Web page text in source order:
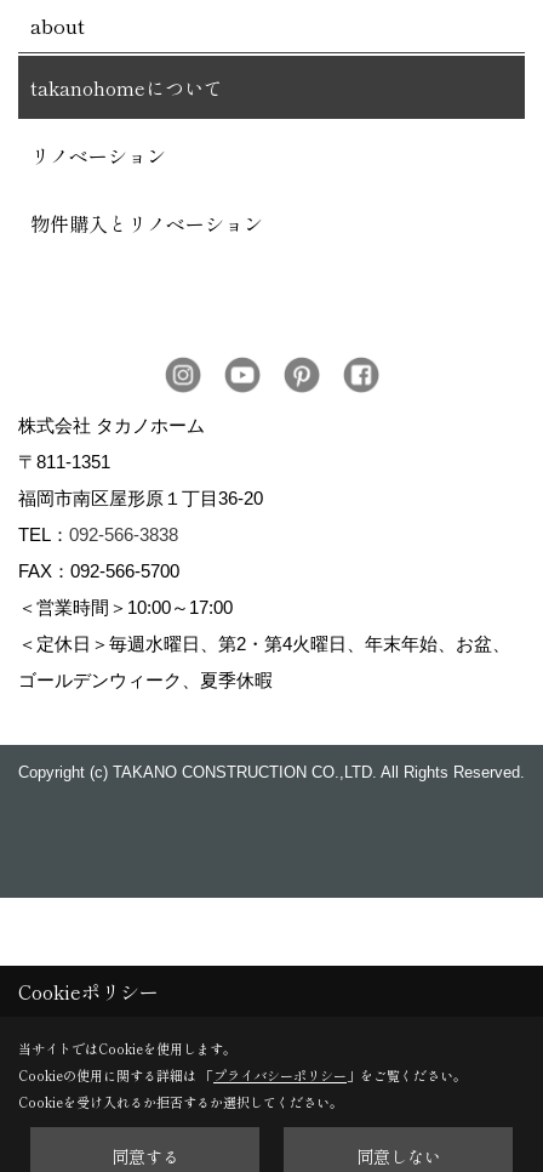
about
takanohomeについて
リノベーション
物件購入とリノベーション
株式会社 タカノホーム
〒811-1351
福岡市南区屋形原１丁目36-20
TEL： 092-566-3838
FAX：092-566-5700
＜営業時間＞10:00～17:00
＜定休日＞毎週水曜日、第2・第4火曜日、年末年始、お盆、
ゴールデンウィーク、夏季休暇
Copyright (c) TAKANO CONSTRUCTION CO.,LTD. All Rights Reserved.
Cookieポリシー
当サイトではCookieを使用します。
Cookieの使用に関する詳細は 「プライバシーポリシー 」をご覧ください。
Cookieを受け入れるか拒否するか選択してください。
同意する 同意しない